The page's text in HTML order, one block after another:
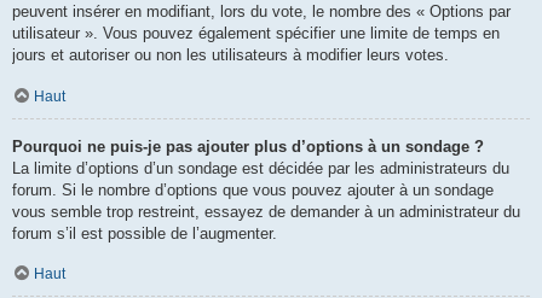
peuvent insérer en modifiant, lors du vote, le nombre des « Options par
utilisateur ». Vous pouvez également spécifier une limite de temps en
jours et autoriser ou non les utilisateurs à modifier leurs votes.
Haut
Pourquoi ne puis-je pas ajouter plus d’options à un sondage ?
La limite d’options d’un sondage est décidée par les administrateurs du
forum. Si le nombre d’options que vous pouvez ajouter à un sondage
vous semble trop restreint, essayez de demander à un administrateur du
forum s’il est possible de l’augmenter.
Haut